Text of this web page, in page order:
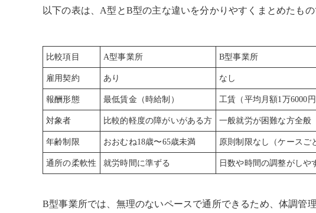
以下の表は、A型とB型の主な違いを分かりやすくまとめたもの
比較項目 A型事業所 B型事業所
雇用契約 あり なし
報酬形態 最低賃金（時給制） 工賃（平均月額1万6000円
対象者 比較的軽度の障がいがある方 一般就労が困難な方全般
年齢制限 おおむね18歳〜65歳未満 原則制限なし（ケースご
通所の柔軟性 就労時間に準ずる 日数や時間の調整がしや
B型事業所では、無理のないペースで通所できるため、体調管